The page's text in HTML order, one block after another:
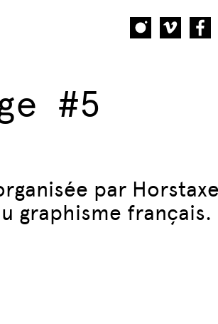
#5
par
graphisme français.